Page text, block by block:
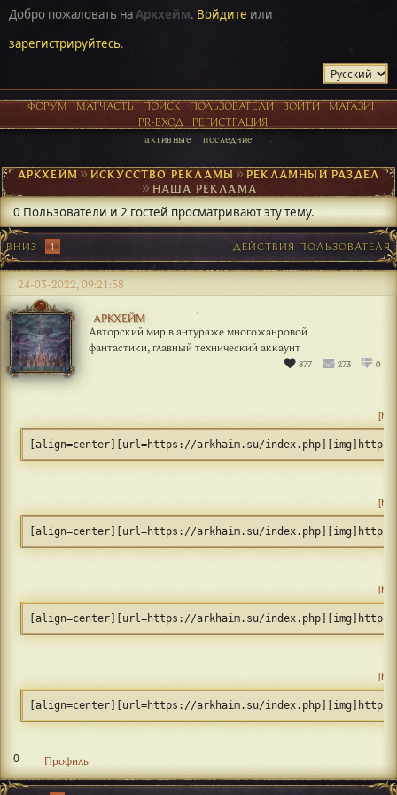
Добро пожаловать наАркхейм. Войдите или
зарегистрируйтесь.
ФОРУМ МАТЧАСТЬ ПОИСК ПОЛЬЗОВАТЕЛИ ВОЙТИ
МАГАЗИН
PR-ВХОД
РЕГИСТРАЦИЯ
активные последние
АРКХЕЙМ►ИСКУССТВО РЕКЛАМЫ►РЕКЛАМНЫЙ РАЗДЕЛ
►НАША РЕКЛАМА
0 Пользователи и 2 гостей просматривают эту тему.
ВНИЗ 1 ДЕЙСТВИЯ ПОЛЬЗОВАТЕЛЯ
АРКХЕЙМ
Авторский мир в антураже многожанровой
фантастики, главный технический аккаунт
877 273 0
24-03-2022, 09:21:58
[align=center][url=https://arkhaim.su/
[align=center][url=https://arkhaim.su/
[align=center][url=https://arkhaim.su/
[align=center][url=https://arkhaim.su/
0 Профиль